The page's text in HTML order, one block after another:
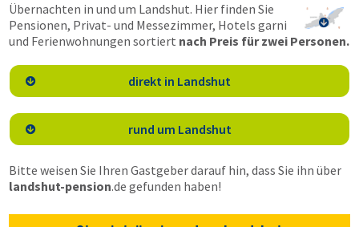

Übernachten in und um Landshut. Hier finden Sie
Pensionen, Privat- und Messezimmer, Hotels garni
und Ferienwohnungen sortiert nach Preis für zwei Personen.
 direkt in Landshut
 rund um Landshut
Bitte weisen Sie Ihren Gastgeber darauf hin, dass Sie ihn über
landshut-pension.de gefunden haben!